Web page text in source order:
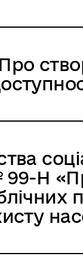
99-Н